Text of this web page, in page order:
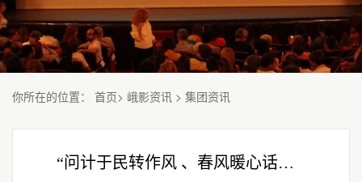
你所在的位置： 首页> 峨影资讯 > 集团资讯
“问计于民转作风 、春风暖心话发展”——省电影公司工会开展员工谈心活动